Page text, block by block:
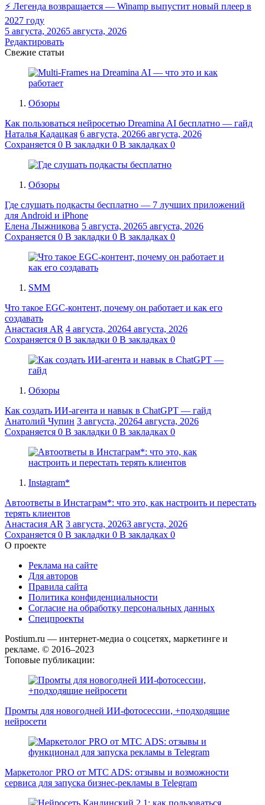
⚡ Легенда возвращается — Winamp выпустит новый плеер в
2027 году
5 августа, 20265 августа, 2026
Редактировать
Свежие статьи
Обзоры
Как пользоваться нейросетью Dreamina AI бесплатно — гайд
Наталья Кадацкая 6 августа, 20266 августа, 2026
Сохраняется 0 В закладки 0 В закладках 0
Обзоры
Где слушать подкасты бесплатно — 7 лучших приложений
для Android и iPhone
Елена Лыжникова 5 августа, 20265 августа, 2026
Сохраняется 0 В закладки 0 В закладках 0
SMM
Что такое EGC-контент, почему он работает и как его
создавать
Анастасия AR 4 августа, 20264 августа, 2026
Сохраняется 0 В закладки 0 В закладках 0
Обзоры
Как создать ИИ-агента и навык в ChatGPT — гайд
Анатолий Чупин 3 августа, 20264 августа, 2026
Сохраняется 0 В закладки 0 В закладках 0
Instagram*
Автоответы в Инстаграм*: что это, как настроить и перестать
терять клиентов
Анастасия AR 3 августа, 20263 августа, 2026
Сохраняется 0 В закладки 0 В закладках 0
О проекте
Реклама на сайте
Для авторов
Правила сайта
Политика конфиденциальности
Согласие на обработку персональных данных
Спецпроекты
Postium.ru — интернет-медиа о соцсетях, маркетинге и
рекламе. © 2016–2023
Топовые публикации:
Промты для новогодней ИИ-фотосессии, +подходящие
нейросети
Маркетолог PRO от MTC ADS: отзывы и возможности
сервиса для запуска бизнес-рекламы в Telegram